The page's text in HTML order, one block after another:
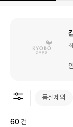
품절제외
60 건